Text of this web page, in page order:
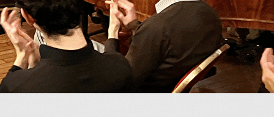
Je m'abonne à la newsletter
OK